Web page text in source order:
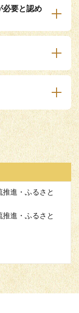
必要と認め
進・ふるさと
進・ふるさと